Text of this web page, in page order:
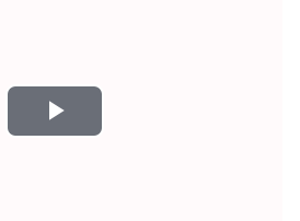
Play